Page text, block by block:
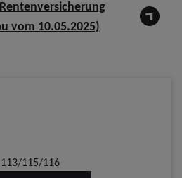
vom 10.05.2025)
115/116